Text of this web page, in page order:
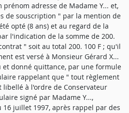
adresse de Madame Y... et,
de souscription " par la mention de
opté (8 ans) et au regard de la
l'indication de la somme de 200.
" soit au total 200. 100 F ; qu'il
est versé à Monsieur Gérard X...
donné quittance, par une formule
rappelant que " tout règlement
à l'ordre de Conservateur
signé par Madame Y...,
juillet 1997, après rappel par des